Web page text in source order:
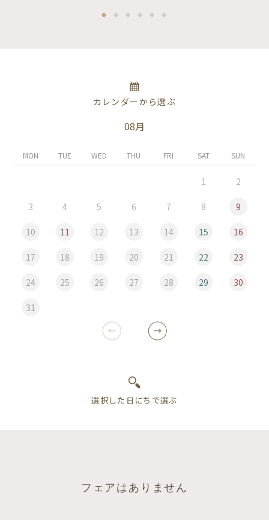
カレンダーから選ぶ
08月
MON TUE WED THU FRI SAT SUN
1 2
3 4 5 6 7 8 9
10 11 12 13 14 15 16
17 18 19 20 21 22 23
24 25 26 27 28 29 30
31
フェアはありません